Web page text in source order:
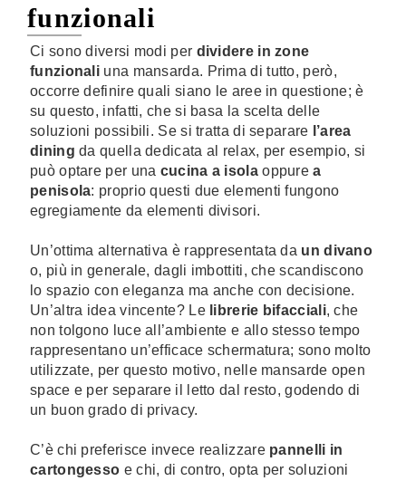
funzionali
Ci sono diversi modi per dividere in zone
funzionali una mansarda. Prima di tutto, però,
occorre definire quali siano le aree in questione; è
su questo, infatti, che si basa la scelta delle
soluzioni possibili. Se si tratta di separare l’area
dining da quella dedicata al relax, per esempio, si
può optare per una cucina a isolaoppurea
penisola: proprio questi due elementi fungono
egregiamente da elementi divisori.
Un’ottima alternativa è rappresentata da un divano
o, più in generale, dagli imbottiti, che scandiscono
lo spazio con eleganza ma anche con decisione.
Un’altra idea vincente? Le librerie bifacciali, che
non tolgono luce all’ambiente e allo stesso tempo
rappresentano un’efficace schermatura; sono molto
utilizzate, per questo motivo, nelle mansarde open
space e per separare il letto dal resto, godendo di
un buon grado di privacy.
C’è chi preferisce invece realizzare pannelli in
cartongesso e chi, di contro, opta per soluzioni